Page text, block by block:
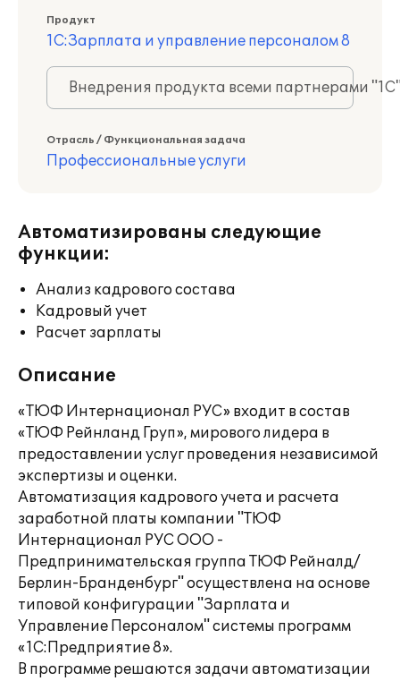
Продукт
1С:Зарплата и управление персоналом 8
Внедрения продукта всеми партнерами
Отрасль / Функциональная задача
Профессиональные услуги
Автоматизированы следующие
функции:
Анализ кадрового состава
Кадровый учет
Расчет зарплаты
Описание
«ТЮФ Интернационал РУС» входит в состав
«ТЮФ Рейнланд Груп», мирового лидера в
предоставлении услуг проведения независимой
экспертизы и оценки.
Автоматизация кадрового учета и расчета
заработной платы компании "ТЮФ
Интернационал РУС ООО -
Предпринимательская группа ТЮФ Рейналд/
Берлин-Бранденбург" осуществлена на основе
типовой конфигурации "Зарплата и
Управление Персоналом" системы программ
«1С:Предприятие 8».
В программе решаются задачи автоматизации